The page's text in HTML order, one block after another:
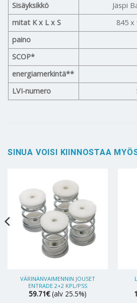
Sisäyksikkö
Jäspi
mitat K x L x S
845 x
paino
SCOP*
energiamerkintä**
LVI-numero
SINUA VOISI KIINNOSTAA
VÄRINÄNVAIMENNIN JOUSET
ENTRADE 2+2 KPL/PSS
59.71€ (alv 25.5%)